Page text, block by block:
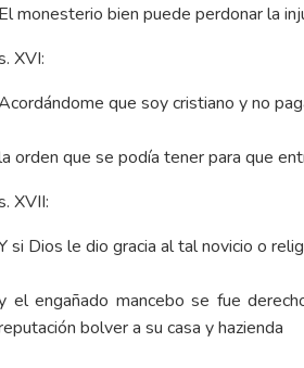
El monesterio bien puede perdonar la
XVI:
que soy cristiano y no
orden que se podía tener para que
XVII:
si Dios le dio gracia al tal novicio o
el engañado mancebo se fue
bolver a su casa y hazienda